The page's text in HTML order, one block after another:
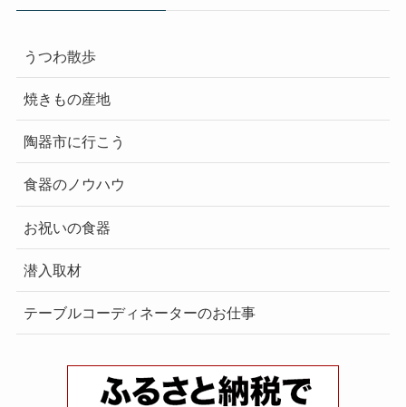
うつわ散歩
焼きもの産地
陶器市に行こう
食器のノウハウ
お祝いの食器
潜入取材
テーブルコーディネーターのお仕事